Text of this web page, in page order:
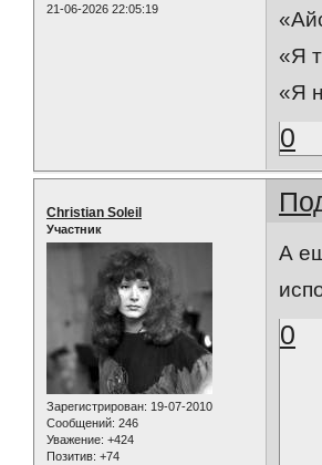
21-06-2026 22:05:19
«Я
«Я
0
Christian Soleil
Участник
Зарегистрирован: 19-07-2010
Сообщений: 246
Уважение: +424
Позитив: +74
А
0